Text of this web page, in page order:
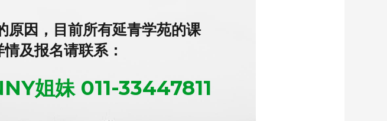
原因，目前所有延青学苑的课
及报名请联系：
姐妹 011-33447811